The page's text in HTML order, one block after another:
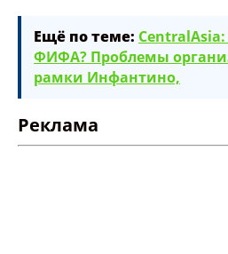
Название сообщения
Ещё по теме:
ФИФА? Проблемы
рамки Инфантино,
Реклама